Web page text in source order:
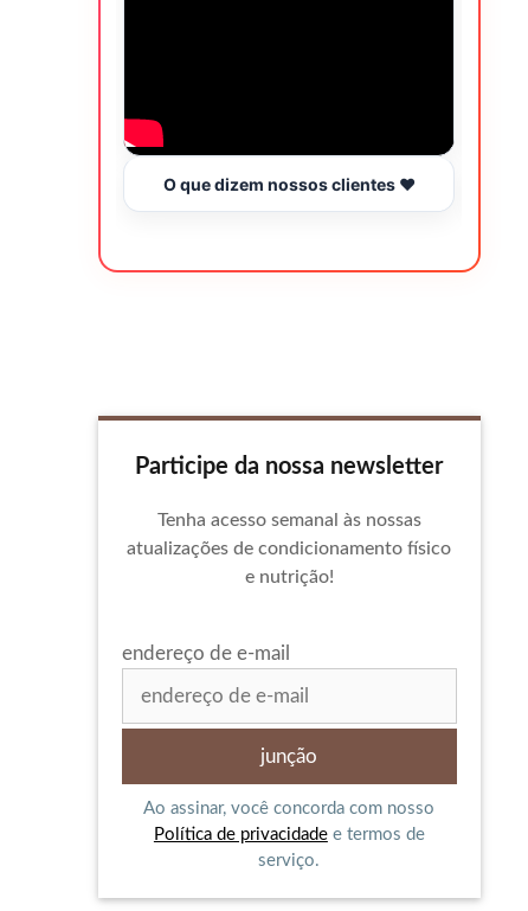
O que dizem nossos clientes ❤️
Participe da nossa newsletter
Tenha acesso semanal às nossas
atualizações de condicionamento físico
e nutrição!
endereço de e-mail
Ao assinar, você concorda com nosso
Política de privacidadee termos de
serviço.